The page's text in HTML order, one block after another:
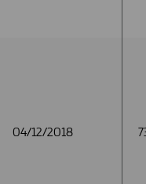
04/12/2018
04/12/2018